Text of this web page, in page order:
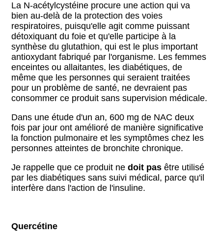
La N-acétylcystéine procure une action qui va
bien au-delà de la protection des voies
respiratoires, puisqu'elle agit comme puissant
détoxiquant du foie et qu'elle participe à la
synthèse du glutathion, qui est le plus important
antioxydant fabriqué par l'organisme. Les femmes
enceintes ou allaitantes, les diabétiques, de
même que les personnes qui seraient traitées
pour un problème de santé, ne devraient pas
consommer ce produit sans supervision médicale.
Dans une étude d'un an, 600 mg de NAC deux
fois par jour ont amélioré de manière significative
la fonction pulmonaire et les symptômes chez les
personnes atteintes de bronchite chronique.
Je rappelle que ce produit ne doit pas être utilisé
par les diabétiques sans suivi médical, parce qu'il
interfère dans l'action de l'insuline.
Quercétine